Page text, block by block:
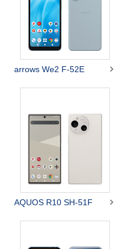
arrows We2 F-52E 
AQUOS R10 SH-51F 